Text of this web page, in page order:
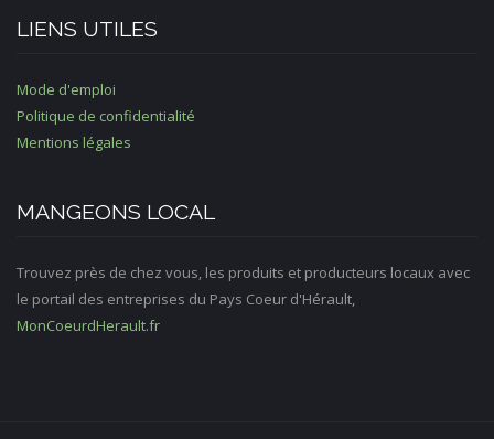
LIENS UTILES
Mode d'emploi
Politique de confidentialité
Mentions légales
MANGEONS LOCAL
Trouvez près de chez vous, les produits et producteurs locaux avec
le portail des entreprises du Pays Coeur d'Hérault,
MonCoeurdHerault.fr